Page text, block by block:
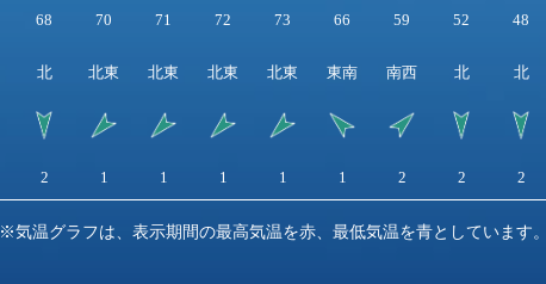
68 70 71 72 73 66 59 52 48
北 北東 北東 北東 北東 東南 南西 北 北
2 1 1 1 1 1 2 2 2
※気温グラフは、表示期間の最高気温を赤、最低気温を青としています。